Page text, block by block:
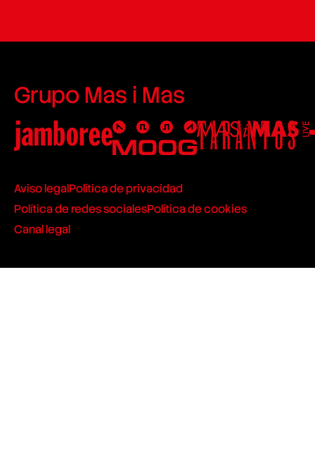
Grupo Mas i Mas
Aviso legalPolítica de privacidad
Política de redes socialesPolítica de cookies
Canal legal